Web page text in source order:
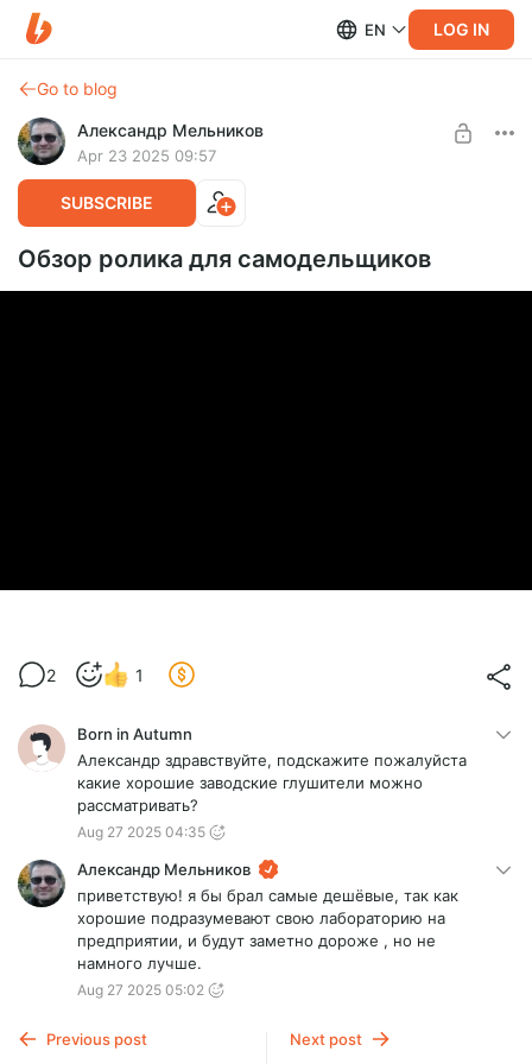
EN LOG IN
Go to blog
Александр Мельников
Apr 23 2025 09:57
SUBSCRIBE
Обзор ролика для самодельщиков
2 1
Born in Autumn
Александр здравствуйте, подскажите пожалуйста
какие хорошие заводские глушители можно
рассматривать?
Aug 27 2025 04:35
Александр Мельников
приветствую! я бы брал самые дешёвые, так как
хорошие подразумевают свою лабораторию на
предприятии, и будут заметно дороже , но не
намного лучше.
Aug 27 2025 05:02
Previous post
Next post